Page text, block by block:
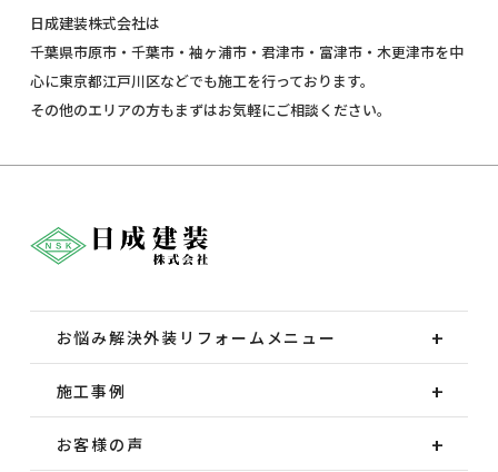
日成建装株式会社は
千葉県市原市・千葉市・袖ヶ浦市・君津市・富津市・木更津市を中
心に東京都江戸川区などでも施工を行っております。
その他のエリアの方もまずはお気軽にご相談ください。
お悩み解決外装 リフォームメニュー
施工事例
お客様の声